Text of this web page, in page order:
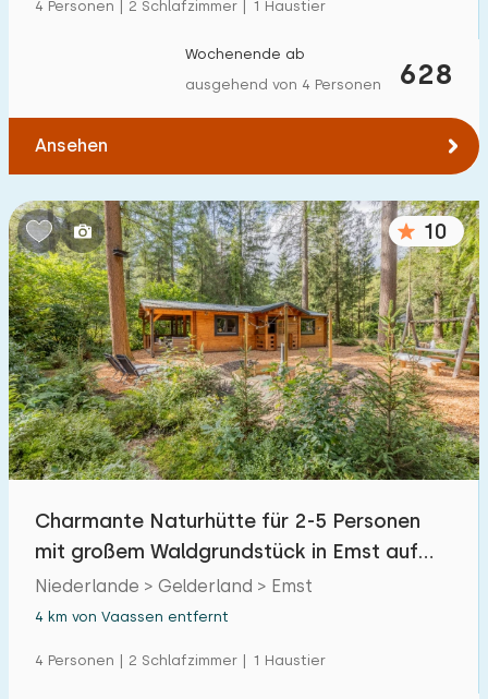
4 Personen | 2 Schlafzimmer | 1 Haustier
628
Wochenende ab
ausgehend von 4 Personen
Ansehen
10
Charmante Naturhütte für 2-5 Personen
mit großem Waldgrundstück in Emst auf
der Veluwe
Niederlande > Gelderland > Emst
4 km von Vaassen entfernt
4 Personen | 2 Schlafzimmer | 1 Haustier